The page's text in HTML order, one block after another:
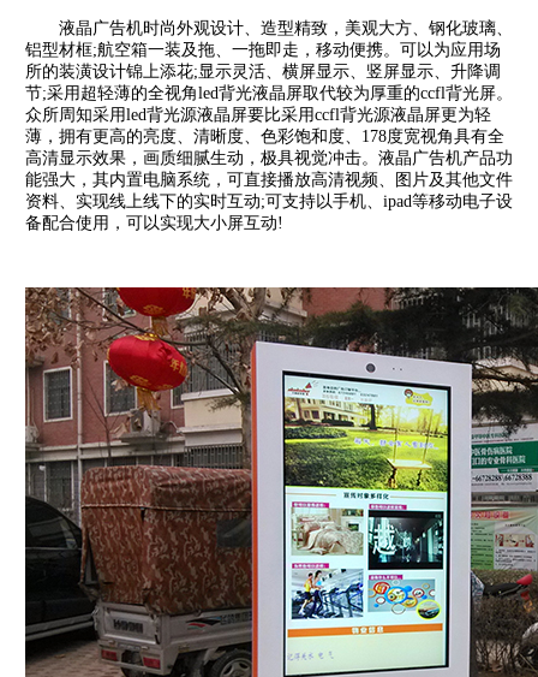
液晶广告机时尚外观设计、造型精致，美观大方、钢化玻璃、
铝型材框;航空箱一装及拖、一拖即走，移动便携。可以为应用场
所的装潢设计锦上添花;显示灵活、横屏显示、竖屏显示、升降调
节;采用超轻薄的全视角led背光液晶屏取代较为厚重的ccfl背光屏。
众所周知采用led背光源液晶屏要比采用ccfl背光源液晶屏更为轻
薄，拥有更高的亮度、清晰度、色彩饱和度、178度宽视角具有全
高清显示效果，画质细腻生动，极具视觉冲击。液晶广告机产品功
能强大，其内置电脑系统，可直接播放高清视频、图片及其他文件
资料、实现线上线下的实时互动;可支持以手机、ipad等移动电子设
备配合使用，可以实现大小屏互动!